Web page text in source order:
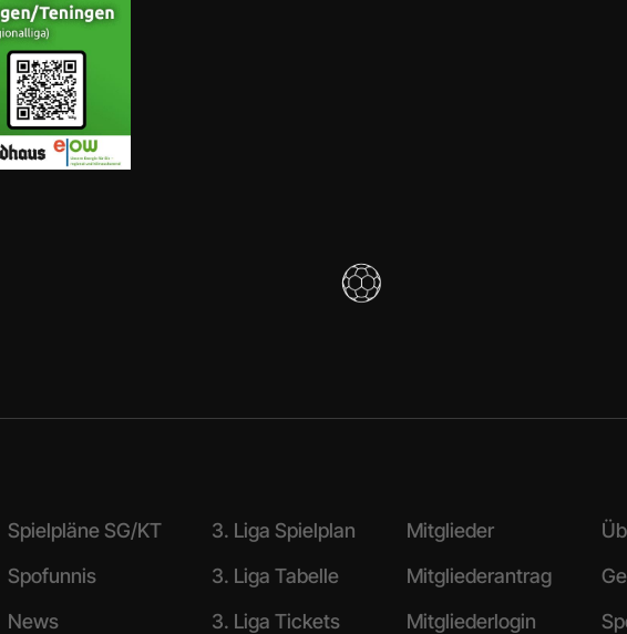
Spielpläne SG/KT
Spofunnis
News
3. Liga Spielplan
3. Liga Tabelle
3. Liga Tickets
Mitglieder
Mitgliederantrag
Mitgliederlogin